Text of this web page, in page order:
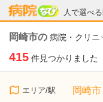
人で選べ
病院なび
岡崎市の 病院・クリニ
415 件見つかりました
エリア/駅 岡崎市